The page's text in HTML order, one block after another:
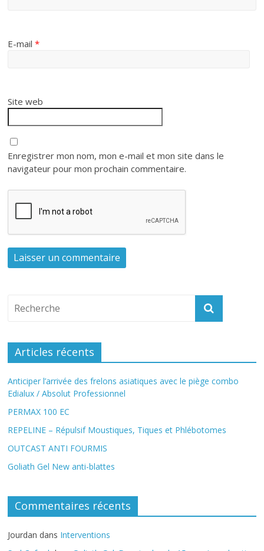
E-mail*
Site web
Enregistrer mon nom, mon e-mail et mon site dans le
navigateur pour mon prochain commentaire.
Articles récents
Anticiper l’arrivée des frelons asiatiques avec le piège combo
Edialux / Absolut Professionnel
PERMAX 100 EC
REPELINE – Répulsif Moustiques, Tiques et Phlébotomes
OUTCAST ANTI FOURMIS
Goliath Gel New anti-blattes
Commentaires récents
Jourdan dans Interventions